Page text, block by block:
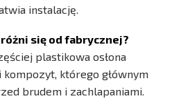
instalację.
różni się od fabrycznej?
plastikowa osłona
którego głównym
brudem i zachlapaniami.